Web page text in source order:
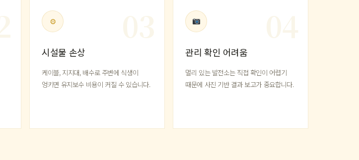
⚙
시설물 손상
케이블, 지지대, 배수로 주변에 식생이
엉키면 유지보수 비용이 커질 수 있습니다.
관리 확인 어려움
멀리 있는 발전소는 직접 확인이 어렵기
때문에 사진 기반 결과 보고가 중요합니다.